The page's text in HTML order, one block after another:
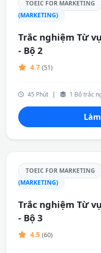
TOEIC FOR MARKETING
(MARKETING)
Trắc nghiệm Từ
- Bộ 2
4.7 (51)
45 Phút | 1 Bộ trắc
TOEIC FOR MARKETING
(MARKETING)
Trắc nghiệm Từ
- Bộ 3
4.5 (60)